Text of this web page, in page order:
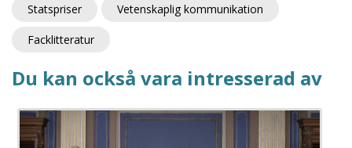
Statspriser Vetenskaplig kommunikation
Facklitteratur
Du kan också vara intresserad av